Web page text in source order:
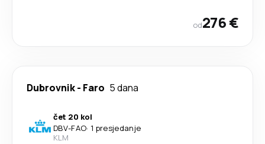
od276 €
Dubrovnik- Faro 5 dana
čet 20 kol
DBV-FAO· 1 presjedanje
KLM